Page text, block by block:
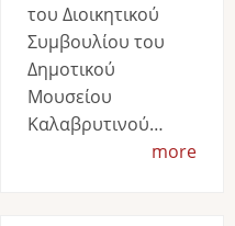
του Διοικητικού
Συμβουλίου του
Δημοτικού
Μουσείου
Καλαβρυτινού…
more